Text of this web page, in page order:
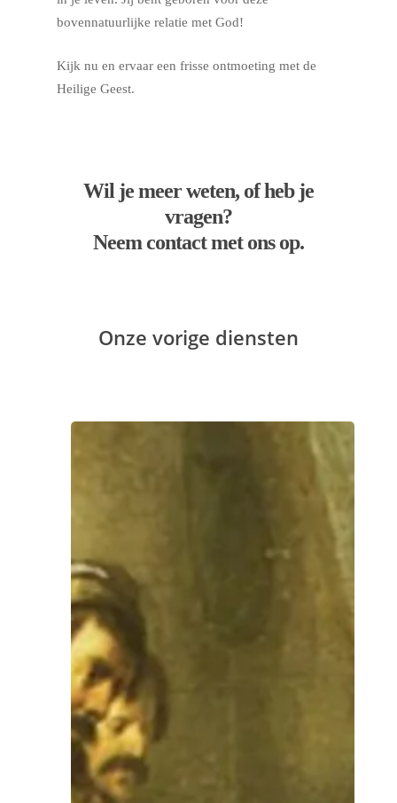
bovennatuurlijke relatie met God!
Kijk nu en ervaar een frisse ontmoeting met de
Heilige Geest.
Wil je meer weten, of heb je
vragen?
Neem contact met ons op.
Onze vorige diensten